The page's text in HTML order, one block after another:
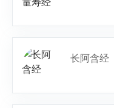
长阿含经